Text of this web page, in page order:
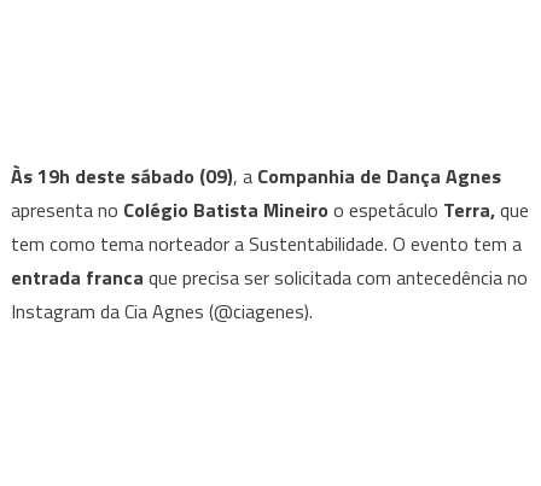
Às 19h deste sábado (09), a Companhia de Dança Agnes
apresenta no Colégio Batista Mineiro o espetáculo Terra,que
tem como tema norteador a Sustentabilidade. O evento tem a
entrada franca que precisa ser solicitada com antecedência no
Instagram da Cia Agnes (@ciagenes).